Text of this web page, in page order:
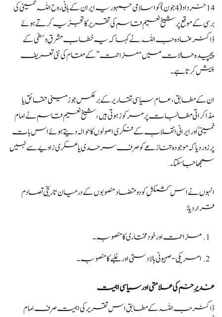
14 خرداد (4 جون) کو اسلامی جمہوریہ ایران کے بانی روح اللہ خمینی کی
برسی کے موقع پر شیخ نعیم قاسم کی تقریر کا تجزیہ کرتے ہوئے
ڈاکٹر غادہ حب اللہ نے کہا کہ یہ خطاب مشرقِ وسطیٰ کے
پیچیدہ حالات میں "مزاحمت” کے مقام کی نئی تعریف
پیش کرتا ہے۔
ان کے مطابق، عام سیاسی تقاریر کے برعکس جو زمینی حقائق یا
مذاکراتی مطالبات پر مرکوز ہوتی ہیں، شیخ نعیم قاسم نے امام
خمینیؒ اور ایرانی انقلاب کے فکری اصولوں کا حوالہ دیتے ہوئے اس بات
پر زور دیا کہ موجودہ تنازعے کو صرف سرحدی یا عسکری زاویے سے نہیں
سمجھا جا سکتا۔
انہوں نے اس کشمکش کو دو متضاد منصوبوں کے درمیان تاریخی تصادم
قرار دیا:
مزاحمت اور خودمختاری کا منصوبہ۔
امریکی-صہیونی بالادستی اور غلبے کا منصوبہ۔
غدیرِ خم کی علامتی اور سیاسی اہمیت
ڈاکٹر حب اللہ کے مطابق اس تقریر کی اہمیت صرف امام